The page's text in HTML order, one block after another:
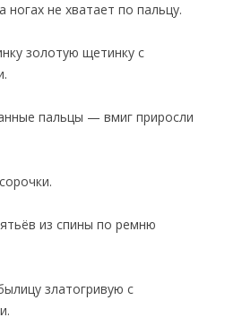
не хватает по пальцу.
золотую щетинку с
пальцы — вмиг приросли
из спины по ремню
златогривую с